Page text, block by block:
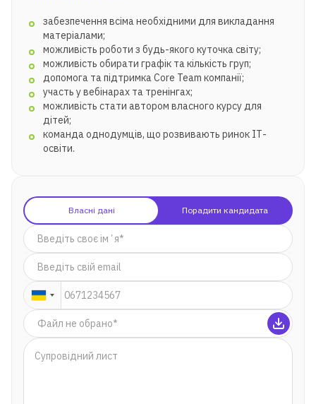
забезпечення всіма необхідними для викладання
матеріалами;
можливість роботи з будь-якого куточка світу;
можливість обирати графік та кількість груп;
допомога та підтримка Core Team компанії;
участь у вебінарах та тренінгах;
можливість стати автором власного курсу для
дітей;
команда однодумців, що розвивають ринок ІТ-
освіти.
Власні дані Порадити кандидата